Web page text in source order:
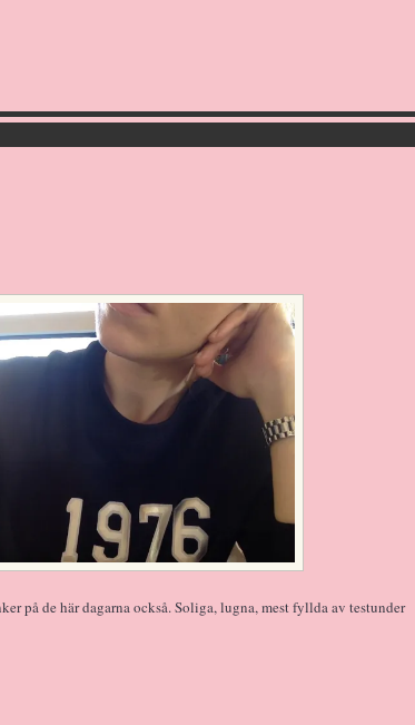
på de här dagarna också. Soliga, lugna, mest fyllda av testunder